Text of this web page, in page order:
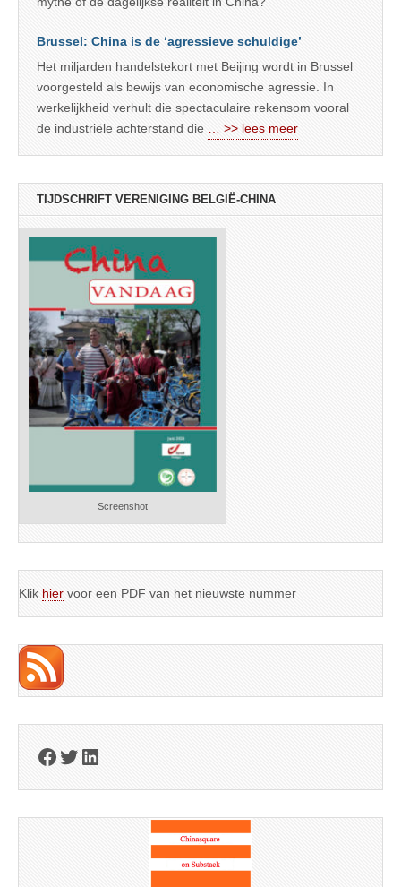
Brussel: China is de ‘agressieve schuldige’
Het miljarden handelstekort met Beijing wordt in Brussel
voorgesteld als bewijs van economische agressie. In
werkelijkheid verhult die spectaculaire rekensom vooral
de industriële achterstand die
… >> lees meer
TIJDSCHRIFT VERENIGING BELGIË-CHINA
Screenshot
Klik hier voor een PDF van het nieuwste nummer
Facebook
Twitter
LinkedIn